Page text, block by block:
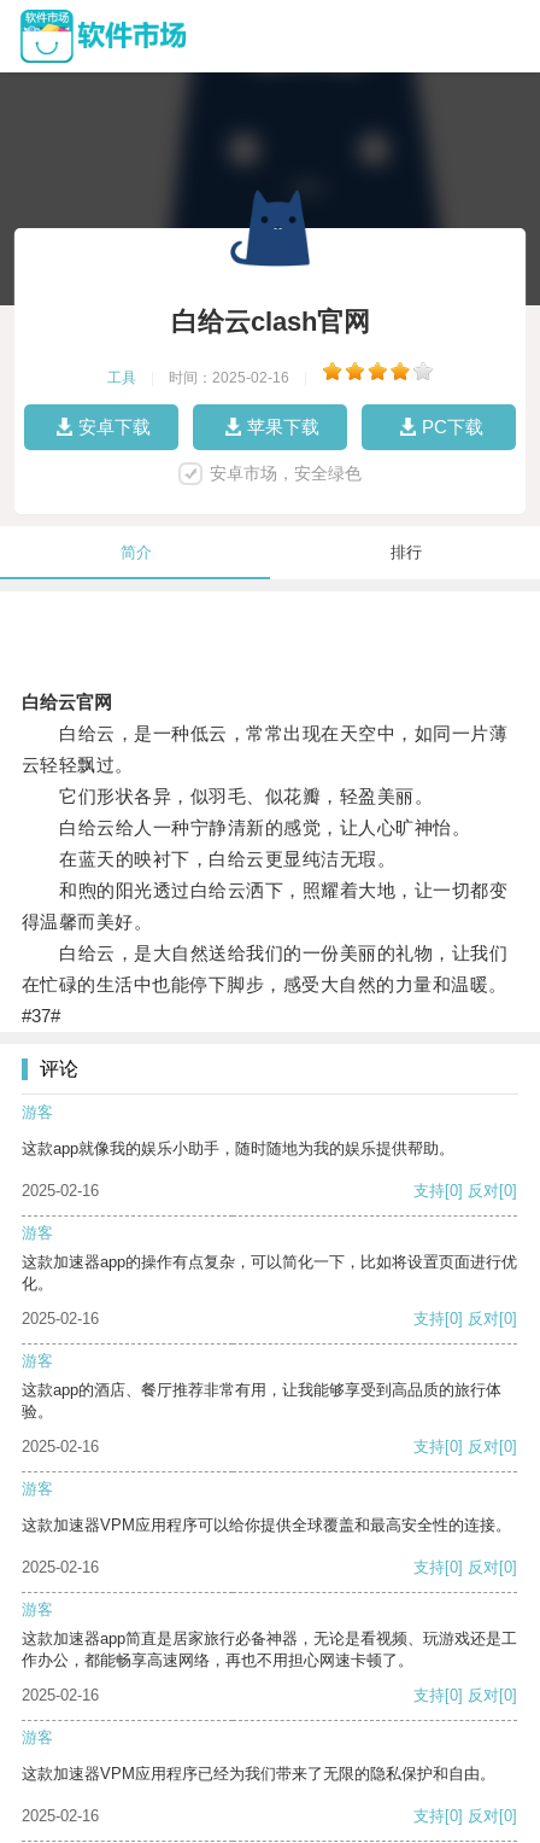
白给云clash官网
工具 时间：2025-02-16
安卓下载 苹果下载 PC下载
安卓市场，安全绿色
简介 排行
白给云官网
白给云，是一种低云，常常出现在天空中，如同一片薄
云轻轻飘过。
它们形状各异，似羽毛、似花瓣，轻盈美丽。
白给云给人一种宁静清新的感觉，让人心旷神怡。
在蓝天的映衬下，白给云更显纯洁无瑕。
和煦的阳光透过白给云洒下，照耀着大地，让一切都变
得温馨而美好。
白给云，是大自然送给我们的一份美丽的礼物，让我们
在忙碌的生活中也能停下脚步，感受大自然的力量和温暖。
#37#
评论
游客
这款app就像我的娱乐小助手，随时随地为我的娱乐提供帮助。
2025-02-16 支持[0] 反对[0]
游客
这款加速器app的操作有点复杂，可以简化一下，比如将设置页面进行优
化。
2025-02-16
支持[0] 反对[0]
游客
这款app的酒店、餐厅推荐非常有用，让我能够享受到高品质的旅行体
验。
2025-02-16
支持[0] 反对[0]
游客
这款加速器VPM应用程序可以给你提供全球覆盖和最高安全性的连接。
2025-02-16 支持[0] 反对[0]
游客
这款加速器app简直是居家旅行必备神器，无论是看视频、玩游戏还是工
作办公，都能畅享高速网络，再也不用担心网速卡顿了。
2025-02-16
支持[0] 反对[0]
游客
这款加速器VPM应用程序已经为我们带来了无限的隐私保护和自由。
2025-02-16 支持[0] 反对[0]